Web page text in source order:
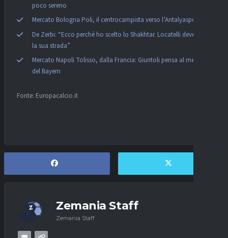
poco sereno
Mercato Bologna Poli, il centrocampista verso l’Antalyaspor
De Zerbi: “Ecco perché ho scelto lo Shakhtar. Locatelli deve fare
la sua strada”
Mercato Napoli Tolisso, dalla Francia: Giuntoli pensa al mediano
del Bayern
Fonte: Europacalcio.it
Zemania Staff
Zemania Staff